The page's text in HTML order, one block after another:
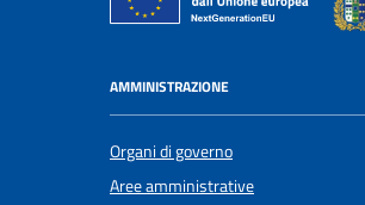
AMMINISTRAZIONE
Organi di governo
Aree amministrative